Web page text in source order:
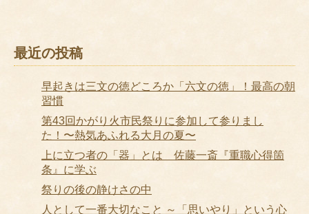
最近の投稿
早起きは三文の徳どころか「六文の徳」！最高の朝
習慣
第43回かがり火市民祭りに参加して参りまし
た！〜熱気あふれる大月の夏〜
上に立つ者の「器」とは 佐藤一斎『重職心得箇
条』に学ぶ
祭りの後の静けさの中
人として一番大切なこと ～「思いやり」という心